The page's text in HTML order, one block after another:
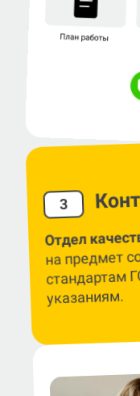
3
Отдел
на предмет
стандартам
указаниям.